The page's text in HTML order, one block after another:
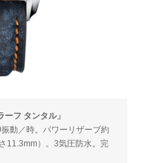
フ タンタル」
動／時。パワーリザーブ約
11.3mm）。3気圧防水。完